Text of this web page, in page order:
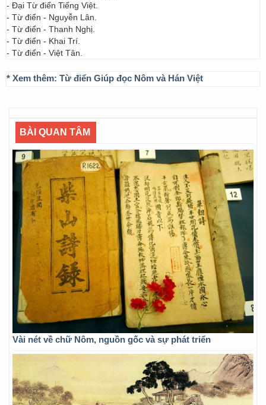
- Đại Từ điển Tiếng Việt.
- Từ điển - Nguyễn Lân.
- Từ điển - Thanh Nghị.
- Từ điển - Khai Trí.
- Từ điển - Việt Tân.
* Xem thêm: Từ điển Giúp đọc Nôm và Hán Việt
BÀI QUAN TÂM
Vài nét về chữ Nôm, nguồn gốc và sự phát triển